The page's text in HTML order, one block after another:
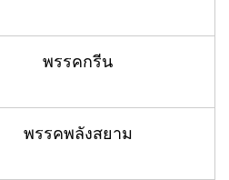
พรรคกรีน
พรรคพลังสยาม